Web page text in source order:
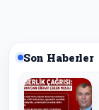
Son Haberler